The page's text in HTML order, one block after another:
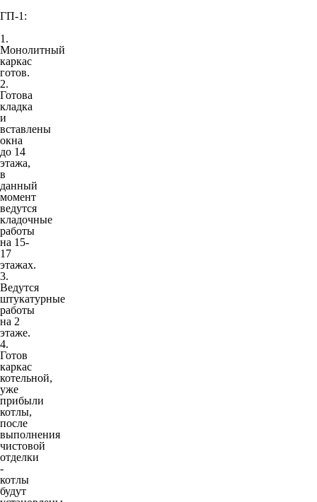
ГП-1:
1.
Монолитный
каркас
готов.
2.
Готова
кладка
и
вставлены
окна
до 14
этажа,
в
данный
момент
ведутся
кладочные
работы
на 15-
17
этажах.
3.
Ведутся
штукатурные
работы
на 2
этаже.
4.
Готов
каркас
котельной,
уже
прибыли
котлы,
после
выполнения
чистовой
отделки
-
котлы
будут